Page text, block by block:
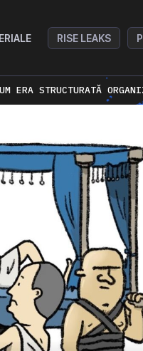
RISE LEAKS
ERA STRUCTURATĂ